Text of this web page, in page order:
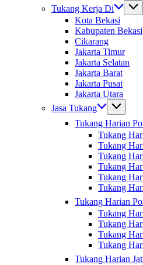
Tukang Kerja Di
Kota Bekasi
Kabupaten Bekasi
Cikarang
Jakarta Timur
Jakarta Selatan
Jakarta Barat
Jakarta Pusat
Jakarta Utara
Jasa Tukang
Tukang Harian
Tukang
Tukang
Tukang
Tukang
Tukang
Tukang
Tukang Harian
Tukang
Tukang
Tukang
Tukang
Tukang Harian